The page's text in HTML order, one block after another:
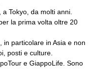
Tokyo, da molti anni.
la prima volta oltre 20
in particolare in Asia e non
posti e culture.
e GiappoLife. Sono